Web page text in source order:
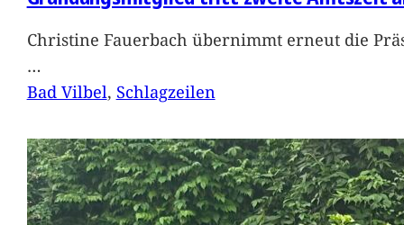
Christine Fauerbach übernimmt erneut die
…
Bad Vilbel, Schlagzeilen